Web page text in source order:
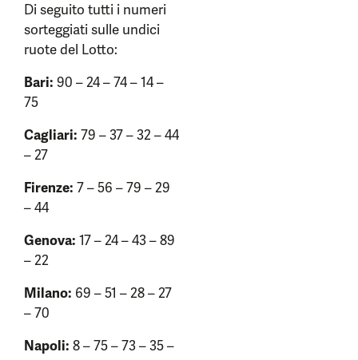
Di seguito tutti i numeri
sorteggiati sulle undici
ruote del Lotto:
Bari: 90 – 24 – 74 – 14 –
75
Cagliari: 79 – 37 – 32 – 44
– 27
Firenze: 7 – 56 – 79 – 29
– 44
Genova: 17 – 24 – 43 – 89
– 22
Milano: 69 – 51 – 28 – 27
– 70
Napoli: 8 – 75 – 73 – 35 –